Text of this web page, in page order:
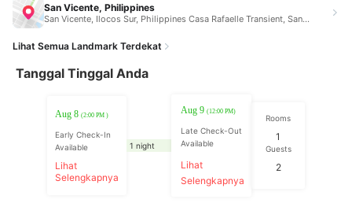
San Vicente, Philippines
San Vicente, Ilocos Sur, Philippines Casa Rafaelle Transient, San Vicente, Ilocos Sur, Philippines San Vicente Philippines 2726
Lihat Semua Landmark Terdekat
Tanggal Tinggal Anda
Aug 8 (2:00 PM )
Early Check-In
Available
Lihat
Selengkapnya
1 night
Aug 9(12:00 PM)
Late Check-Out
Available
Lihat
Selengkapnya
Rooms
1
Guests
2